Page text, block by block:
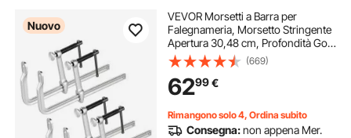
Nuovo
VEVOR Morsetti a Barra per
Falegnameria, Morsetto Stringente
Apertura 30,48 cm, Profondità Gola
12 cm, Carico 545 kg, 4 Pezzi, in
Acciaio, con Ganascia Girevole
Impugnatura a T, per Lavorazione
Legno
(669)
6299€
Rimangono solo 4, Ordina subito
Consegna:non appena Mer.